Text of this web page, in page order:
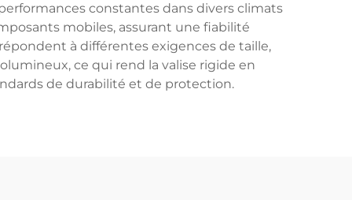
constantes dans divers climats
mobiles, assurant une fiabilité
à différentes exigences de taille,
ce qui rend la valise rigide en
de durabilité et de protection.